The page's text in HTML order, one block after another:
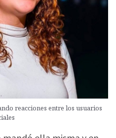
reacciones entre los usuarios